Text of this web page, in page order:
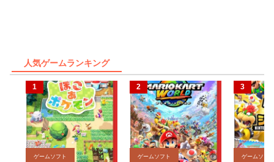
人気ゲームランキング
ゲームソフト ゲームソフト ゲームソフト